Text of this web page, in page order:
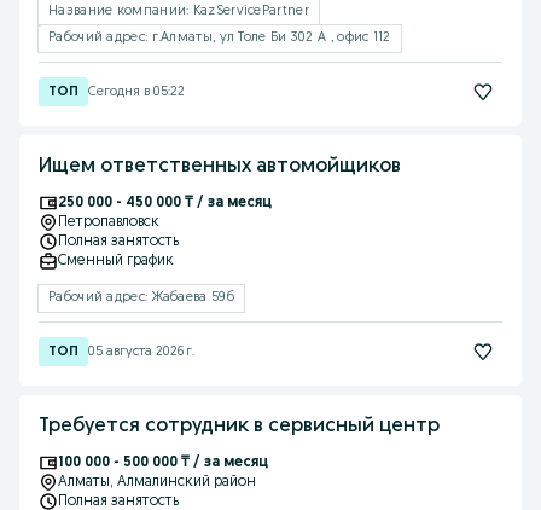
Название компании: KazServicePartner
Рабочий адрес: г.Алматы, ул Толе Би 302 А , офис 112
Сегодня в 05:22
Ищем ответственных автомойщиков
250 000 - 450 000 ₸ / за месяц
Петропавловск
Полная занятость
Сменный график
Рабочий адрес: Жабаева 59б
05 августа 2026 г.
Требуется сотрудник в сервисный центр
100 000 - 500 000 ₸ / за месяц
Алматы, Алмалинский район
Полная занятость